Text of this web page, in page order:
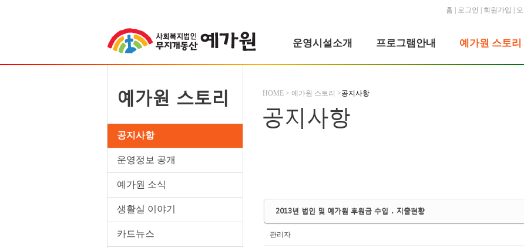
홈 로그인 회원가입
운영시설소개 프로그램안내 예가원 스토리
HOME > 예가원 스토리 >공지사항
예가원 스토리
공지사항
운영정보 공개
예가원 소식
생활실 이야기
카드뉴스
공지사항
2013년 법인 및 예가원 후원금 수입 ․ 지출현황
관리자